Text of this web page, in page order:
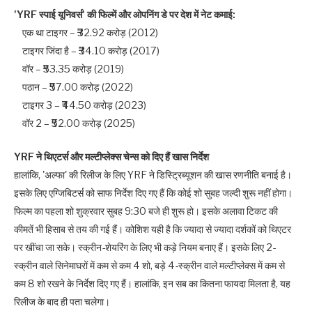
'YRF स्पाई यूनिवर्स' की फिल्में और ओपनिंग डे पर देश में नेट कमाई:
एक था टाइगर – ₹32.92 करोड़ (2012)
टाइगर जिंदा है – ₹34.10 करोड़ (2017)
वॉर – ₹53.35 करोड़ (2019)
पठान – ₹57.00 करोड़ (2022)
टाइगर 3 – ₹44.50 करोड़ (2023)
वॉर 2 – ₹52.00 करोड़ (2025)
YRF ने थ‍िएटर्स और मल्‍टीप्‍लेक्‍स चेन्‍स को दिए हैं खास न‍िर्देश
हालांकि, 'अल्‍फा' की रिलीज के लिए YRF ने डिस्ट्रिब्यूशन की खास रणनीति बनाई है।
इसके लिए एग्‍ज‍िबिटर्स को साफ निर्देश दिए गए हैं कि कोई शो सुबह जल्दी शुरू नहीं होगा।
फिल्‍म का पहला शो शुक्रवार सुबह 9:30 बजे ही शुरू हो। इसके अलावा टिकट की
कीमतें भी हिसाब से तय की गई हैं। कोश‍िश यही है कि ज्यादा से ज्यादा दर्शकों को थ‍िएटर
पर खींचा जा सके। स्क्रीन-शेयरिंग के लिए भी कड़े नियम बनाए हैं। इसके लिए 2-
स्क्रीन वाले सिनेमाघरों में कम से कम 4 शो, बड़े 4-स्क्रीन वाले मल्टीप्लेक्स में कम से
कम 8 शो रखने के निर्देश दिए गए हैं। हालांकि, इन सब का कितना फायदा मिलता है, यह
रिलीज के बाद ही पता चलेगा।